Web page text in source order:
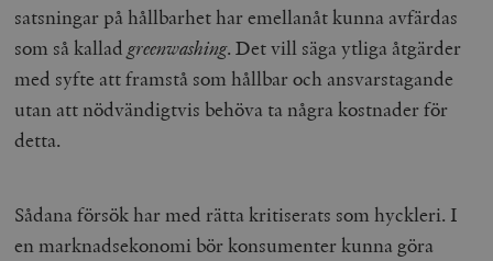
satsningar på hållbarhet har emellanåt kunna avfärdas
som så kalladgreenwashing. Det vill säga ytliga åtgärder
med syfte att framstå som hållbar och ansvarstagande
utan att nödvändigtvis behöva ta några kostnader för
detta.
Sådana försök har med rätta kritiserats som hyckleri. I
en marknadsekonomi bör konsumenter kunna göra